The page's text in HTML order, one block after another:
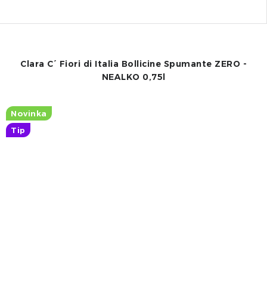
Clara C´ Fiori di Italia Bollicine Spumante ZERO -
NEALKO 0,75l
Novinka
Tip